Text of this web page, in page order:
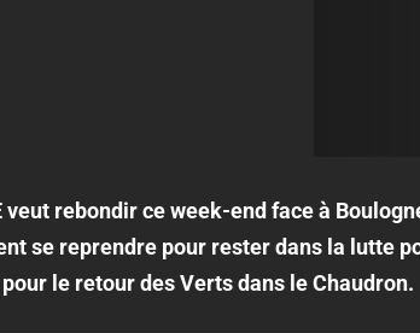
veut rebondir ce week-end face à
se reprendre pour rester dans la lutte
le retour des Verts dans le Chaudron.